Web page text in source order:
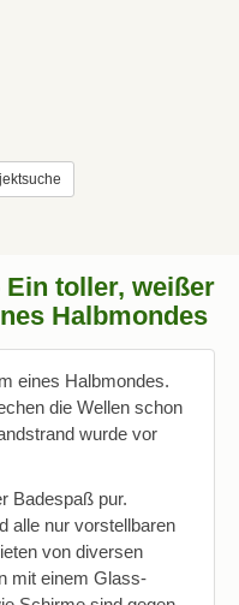
Ein toller, weißer
Halbmondes
eines Halbmondes.
die Wellen schon
wurde vor
Badespaß pur.
alle nur vorstellbaren
von diversen
mit einem Glass-